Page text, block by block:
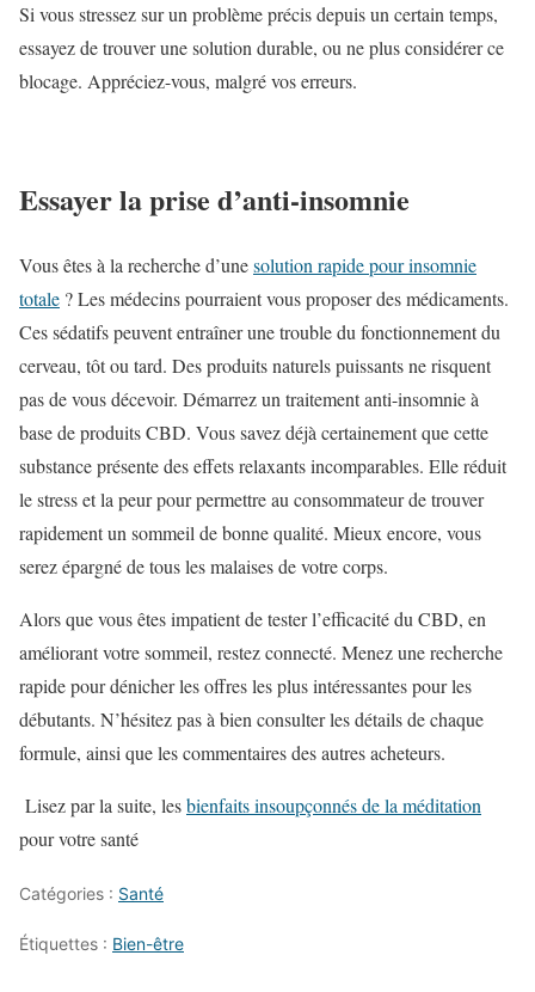
Si vous stressez sur un problème précis depuis un certain temps,
essayez de trouver une solution durable, ou ne plus considérer ce
blocage. Appréciez-vous, malgré vos erreurs.
Essayer la prise d’anti-insomnie
Vous êtes à la recherche d’unesolution rapide pour insomnie
totale ? Les médecins pourraient vous proposer des médicaments.
Ces sédatifs peuvent entraîner une trouble du fonctionnement du
cerveau, tôt ou tard. Des produits naturels puissants ne risquent
pas de vous décevoir. Démarrez un traitement anti-insomnie à
base de produits CBD. Vous savez déjà certainement que cette
substance présente des effets relaxants incomparables. Elle réduit
le stress et la peur pour permettre au consommateur de trouver
rapidement un sommeil de bonne qualité. Mieux encore, vous
serez épargné de tous les malaises de votre corps.
Alors que vous êtes impatient de tester l’efficacité du CBD, en
améliorant votre sommeil, restez connecté. Menez une recherche
rapide pour dénicher les offres les plus intéressantes pour les
débutants. N’hésitez pas à bien consulter les détails de chaque
formule, ainsi que les commentaires des autres acheteurs.
Lisez par la suite, lesbienfaits insoupçonnés de la méditation
pour votre santé
Catégories : Santé
Étiquettes : Bien-être